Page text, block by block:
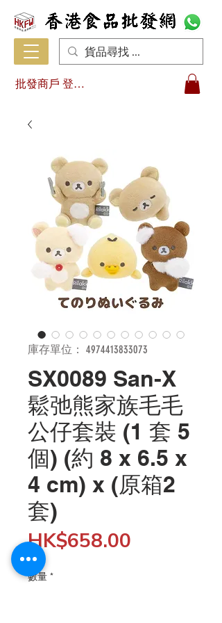
批發商戶 登入/註冊
庫存單位： 4974413833073
SX0089 San-X
鬆弛熊家族毛毛
公仔套裝 (1 套 5
個) (約 8 x 6.5 x
4 cm) x (原箱2
套)
HK$658.00
數量 *